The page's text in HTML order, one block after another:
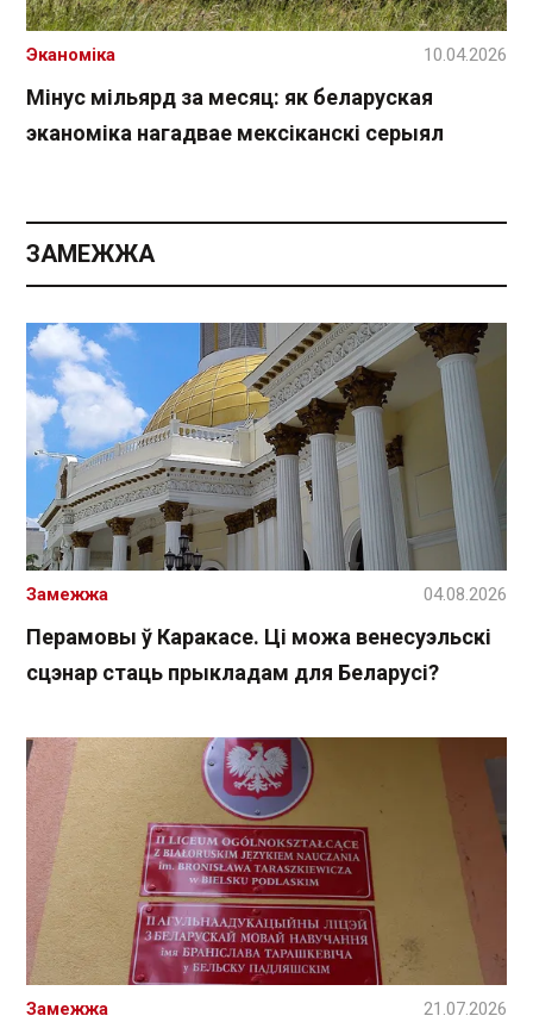
Мінус мільярд за месяц: як беларуская
эканоміка нагадвае мексіканскі серыял
Эканоміка 10.04.2026
ЗАМЕЖЖА
Перамовы ў Каракасе. Ці можа венесуэльскі
сцэнар стаць прыкладам для Беларусі?
Замежжа 04.08.2026
Замежжа 21.07.2026